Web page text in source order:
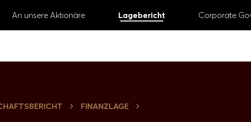
2023
# Vorstand und Aufsichtsrat
An unsere Aktionäre Lagebericht Corporate
FINANZLAGE